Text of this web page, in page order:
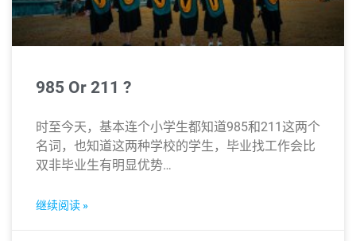
985 Or 211 ?
时至今天，基本连个小学生都知道985和211这两个
名词，也知道这两种学校的学生，毕业找工作会比
双非毕业生有明显优势…
继续阅读 »